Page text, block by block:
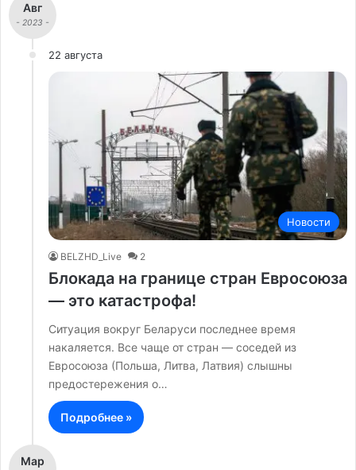
Авг
- 2023 -
22 августа
Новости
BELZHD_Live 2
Блокада на границе стран Евросоюза
— это катастрофа!
Ситуация вокруг Беларуси последнее время
накаляется. Все чаще от стран — соседей из
Евросоюза (Польша, Литва, Латвия) слышны
предостережения о…
Подробнее »
Мар